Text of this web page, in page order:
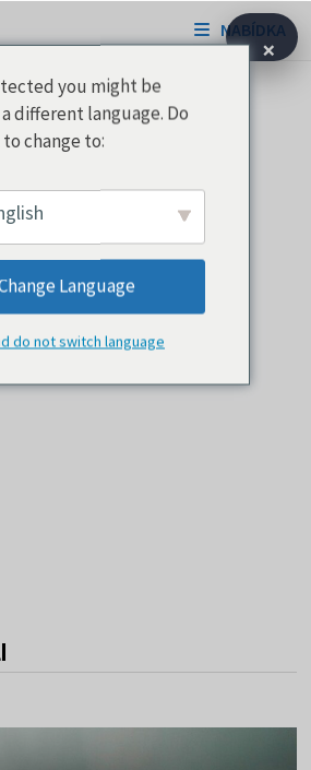
NABÍDKA
×
you might be
different language. Do
change to:
Language
do not switch language